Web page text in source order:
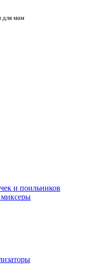
для мам
и поильников
миксеры